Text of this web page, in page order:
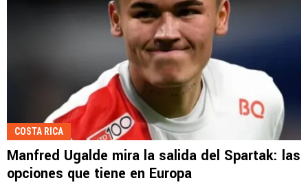
COSTA RICA
Manfred Ugalde mira la salida del Spartak: las
opciones que tiene en Europa